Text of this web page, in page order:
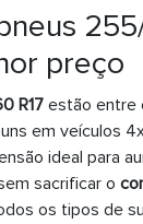
preço
R17estão entre
em veículos
ideal para
sacrificar o
os tipos de